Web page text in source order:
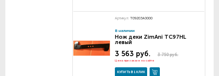
Артикул: T09203A0000
В наличии
Нож деки ZimAni TC97HL
левый
3 750 руб.
3 563 руб.
Цена при заказе на сайте
КУПИТЬ В 1 КЛИК